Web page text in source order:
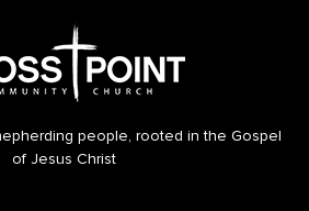
people, rooted in the Gospel
of Jesus Christ